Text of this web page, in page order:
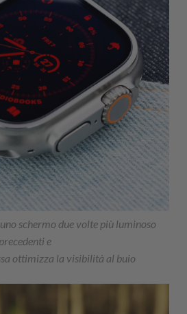
schermo due volte più luminoso
e
ottimizza la visibilità al buio